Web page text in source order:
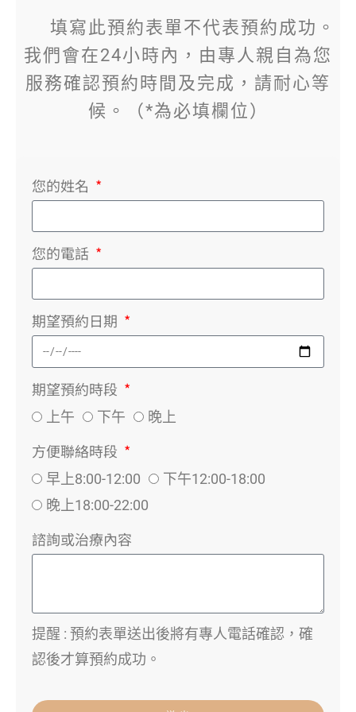
填寫此預約表單不代表預約成功。
我們會在24小時內，由專人親自為您
服務確認預約時間及完成，請耐心等
候。（*為必填欄位）
您的姓名
您的電話
期望預約日期
期望預約時段
上午 下午 晚上
方便聯絡時段
早上8:00-12:00
下午12:00-18:00
晚上18:00-22:00
諮詢或治療內容
提醒 : 預約表單送出後將有專人電話確認，確
認後才算預約成功。